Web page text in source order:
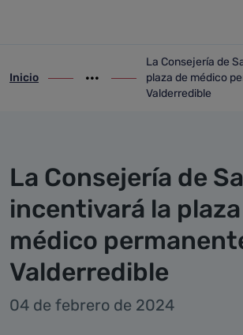
ir-a inicio
Inicio
Mostrar opciones del
ir-a La Consejería
La Consejería de
plaza de médico
Valderredible
La Consejería de
incentivará la
médico
Valderredible
04 de febrero de 2024